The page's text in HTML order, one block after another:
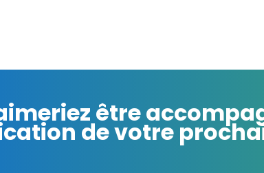
être
de votre